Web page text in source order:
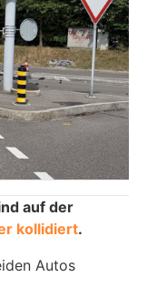
auf der
kollidiert.
Autos